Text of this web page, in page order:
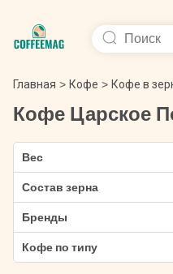
Главная > Кофе > Кофе в
Кофе Царское
Вес
Состав зерна
Бренды
Кофе по типу